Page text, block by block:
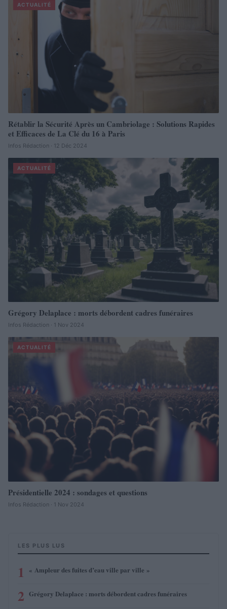
ACTUALITÉ
Rétablir la Sécurité Après un Cambriolage : Solutions Rapides
et Efficaces de La Clé du 16 à Paris
Infos Rédaction · 12 Déc 2024
ACTUALITÉ
Grégory Delaplace : morts débordent cadres funéraires
Infos Rédaction · 1 Nov 2024
ACTUALITÉ
Présidentielle 2024 : sondages et questions
Infos Rédaction · 1 Nov 2024
LES PLUS LUS
1 « Ampleur des fuites d’eau ville par ville »
2 Grégory Delaplace : morts débordent cadres funéraires